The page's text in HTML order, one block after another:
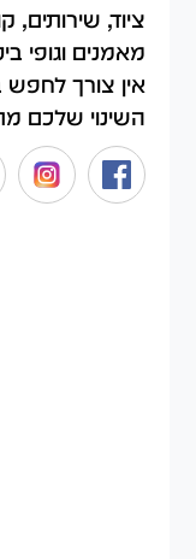
ציוד, שירותים,
מאמנים וגופי
אין צורך
השינוי שלכם